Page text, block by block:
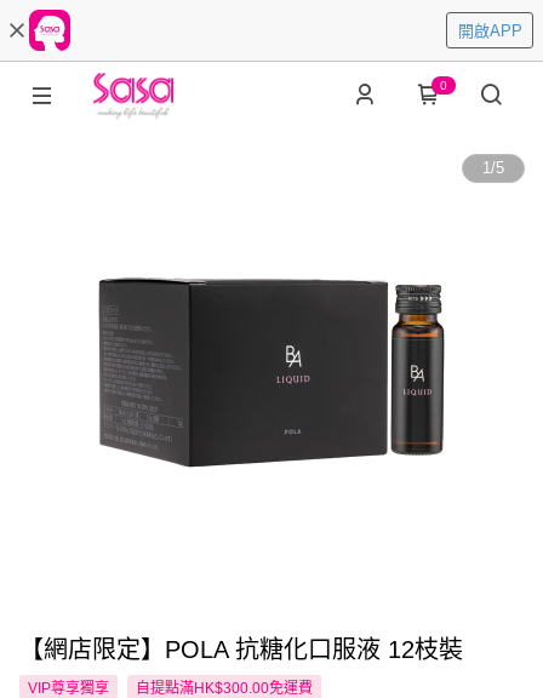
開啟APP
0
1/5
【網店限定】POLA 抗糖化口服液 12枝裝
VIP尊享獨享 自提點滿HK$300.00免運費